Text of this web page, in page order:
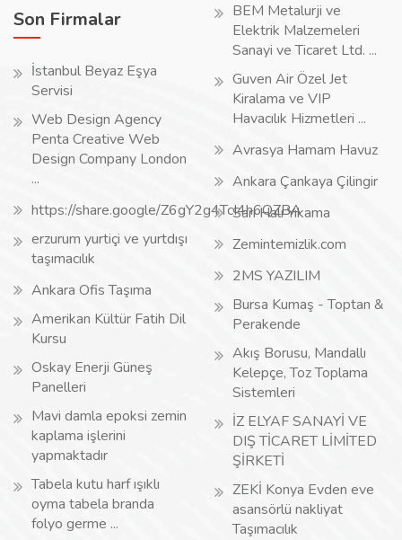
Son Firmalar
İstanbul Beyaz Eşya
Servisi
Web Design Agency
Penta Creative Web
Design Company London
...
https://share.google/Z6gY2g4TcI4h6QZBA
erzurum yurtiçi ve yurtdışı
taşımacılık
Ankara Ofis Taşıma
Amerikan Kültür Fatih Dil
Kursu
Oskay Enerji Güneş
Panelleri
Mavi damla epoksi zemin
kaplama işlerini
yapmaktadır
Tabela kutu harf ışıklı
oyma tabela branda
folyo germe ...
BEM Metalurji ve
Elektrik Malzemeleri
Sanayi ve Ticaret Ltd. ...
Guven Air Özel Jet
Kiralama ve VIP
Havacılık Hizmetleri ...
Avrasya Hamam Havuz
Ankara Çankaya Çilingir
Sarı Halı Yıkama
Zemintemizlik.com
2MS YAZILIM
Bursa Kumaş - Toptan &
Perakende
Akış Borusu, Mandallı
Kelepçe, Toz Toplama
Sistemleri
İZ ELYAF SANAYİ VE
DIŞ TİCARET LİMİTED
ŞİRKETİ
ZEKİ Konya Evden eve
asansörlü nakliyat
Taşımacılık